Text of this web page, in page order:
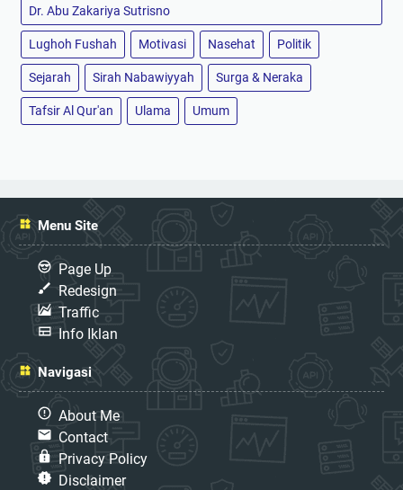
Dr. Abu Zakariya Sutrisno
Lughoh Fushah Motivasi Nasehat Politik
Sejarah Sirah Nabawiyyah Surga & Neraka
Tafsir Al Qur'an Ulama Umum
Menu Site
Page Up
Redesign
Traffic
Info Iklan
Navigasi
About Me
Contact
Privacy Policy
Disclaimer